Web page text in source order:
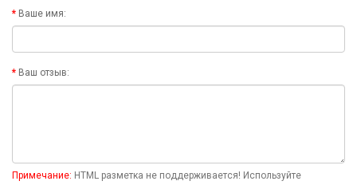
Ваше имя:
Ваш отзыв:
Примечание: HTML разметка не поддерживается! Используйте